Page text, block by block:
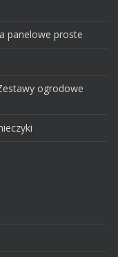
panelowe proste
ogrodowe